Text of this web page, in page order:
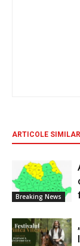
ARTICOLE
Breaking News